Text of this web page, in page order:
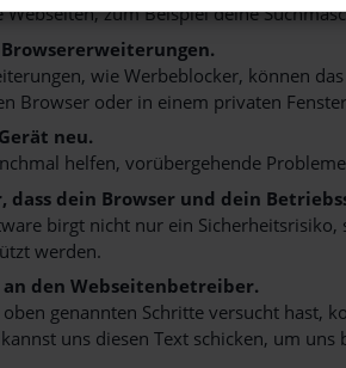
Webseiten, zum Beispiel deine
wie Werbeblocker, können
Browser oder in einem privaten
neu.
helfen, vorübergehende
dass dein Browser und dein
birgt nicht nur ein
werden.
den Webseitenbetreiber.
genannten Schritte versucht hast,
uns diesen Text schicken, um